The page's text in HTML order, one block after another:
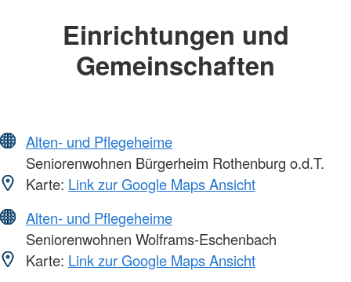
Einrichtungen und
Gemeinschaften
Alten- und Pflegeheime
Seniorenwohnen Bürgerheim Rothenburg o.d.T.
Karte: Link zur Google Maps Ansicht
Alten- und Pflegeheime
Seniorenwohnen Wolframs-Eschenbach
Karte: Link zur Google Maps Ansicht